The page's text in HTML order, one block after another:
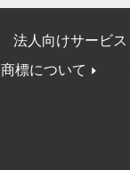
法人向けサービス
商標について